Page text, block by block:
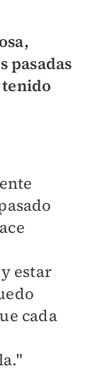
pasadas
estar
cada